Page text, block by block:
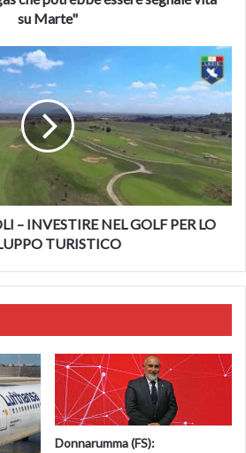
su Marte"
– INVESTIRE NEL GOLF PER LO
TURISTICO
Donnarumma (FS):